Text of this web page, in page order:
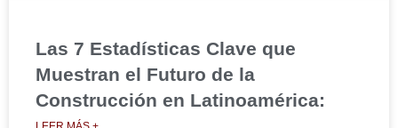
Las 7 Estadísticas Clave que
Muestran el Futuro de la
Construcción en Latinoamérica: